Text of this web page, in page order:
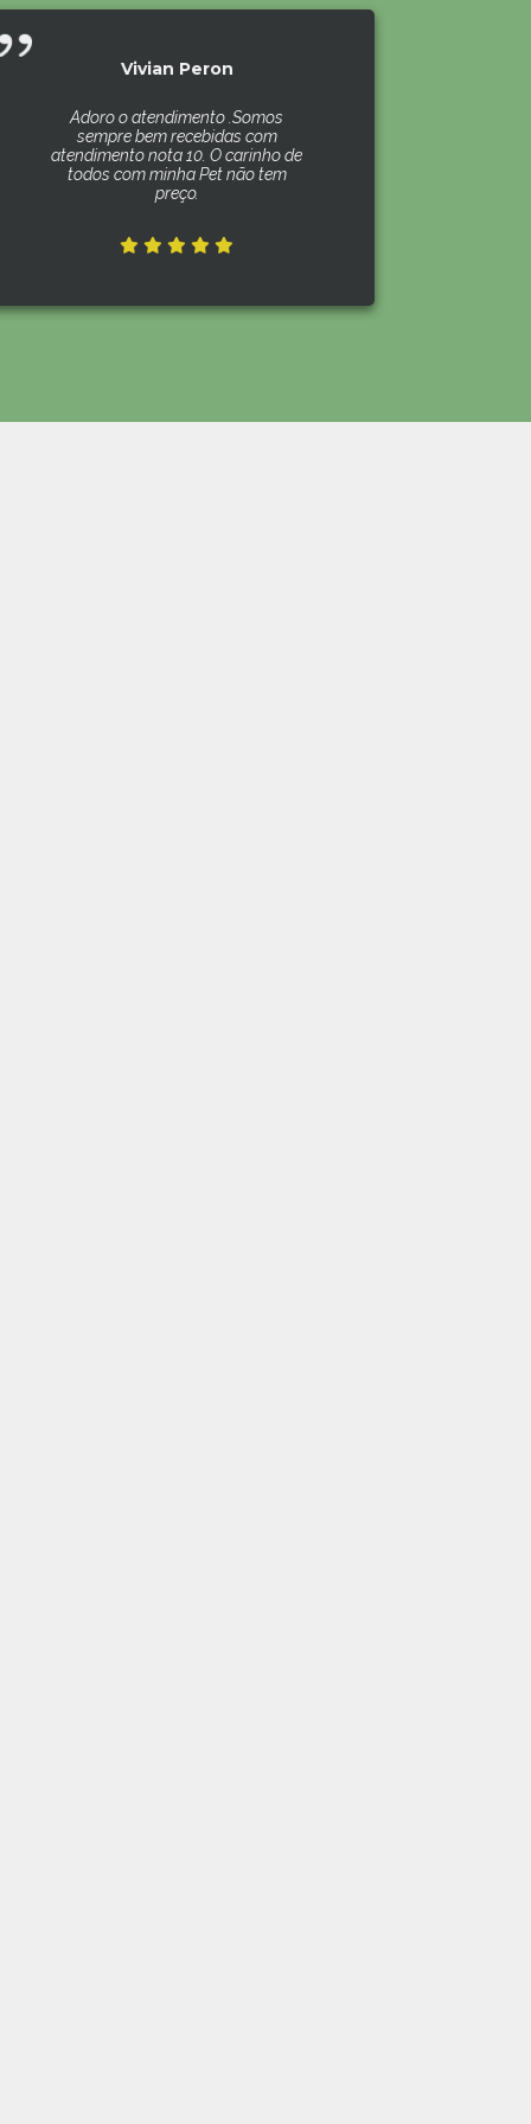
Vivian Peron
Adoro o atendimento .Somos
sempre bem recebidas com
atendimento nota 10. O carinho de
todos com minha Pet não tem
preço.